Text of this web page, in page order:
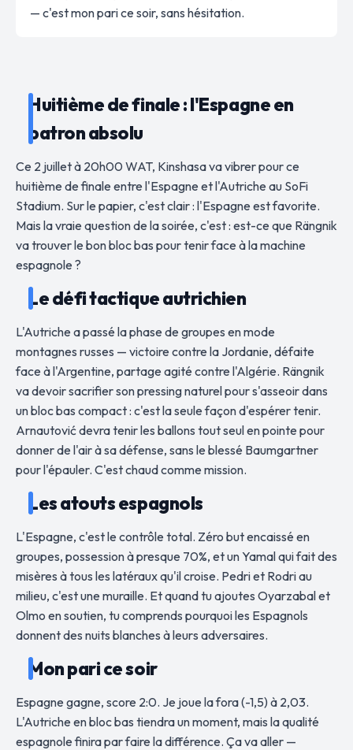
— c'est mon pari ce soir, sans hésitation.
Huitième de finale : l'Espagne en
patron absolu
Ce 2 juillet à 20h00 WAT, Kinshasa va vibrer pour ce
huitième de finale entre l'Espagne et l'Autriche au SoFi
Stadium. Sur le papier, c'est clair : l'Espagne est favorite.
Mais la vraie question de la soirée, c'est : est-ce que Rängnik
va trouver le bon bloc bas pour tenir face à la machine
espagnole ?
Le défi tactique autrichien
L'Autriche a passé la phase de groupes en mode
montagnes russes — victoire contre la Jordanie, défaite
face à l'Argentine, partage agité contre l'Algérie. Rängnik
va devoir sacrifier son pressing naturel pour s'asseoir dans
un bloc bas compact : c'est la seule façon d'espérer tenir.
Arnautović devra tenir les ballons tout seul en pointe pour
donner de l'air à sa défense, sans le blessé Baumgartner
pour l'épauler. C'est chaud comme mission.
Les atouts espagnols
L'Espagne, c'est le contrôle total. Zéro but encaissé en
groupes, possession à presque 70%, et un Yamal qui fait des
misères à tous les latéraux qu'il croise. Pedri et Rodri au
milieu, c'est une muraille. Et quand tu ajoutes Oyarzabal et
Olmo en soutien, tu comprends pourquoi les Espagnols
donnent des nuits blanches à leurs adversaires.
Mon pari ce soir
Espagne gagne, score 2:0. Je joue la fora (-1,5) à 2,03.
L'Autriche en bloc bas tiendra un moment, mais la qualité
espagnole finira par faire la différence. Ça va aller —